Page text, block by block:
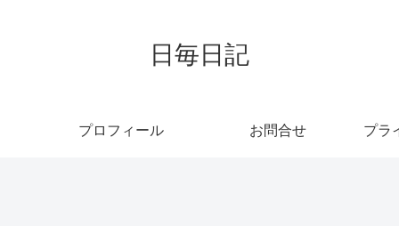
日毎日記
プロフィール お問合せ プラ